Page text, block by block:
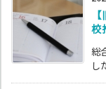
校
総
し